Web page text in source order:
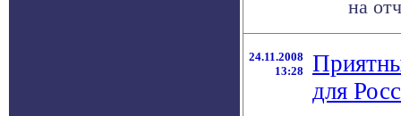
на
24.11.2008
13:28
для